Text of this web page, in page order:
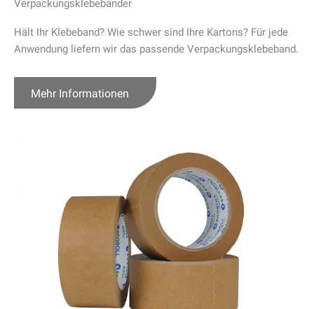
Verpackungsklebebänder
Hält Ihr Klebeband? Wie schwer sind Ihre Kartons? Für jede
Anwendung liefern wir das passende Verpackungsklebeband.
Mehr Informationen